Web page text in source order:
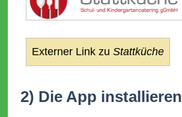
Externer Link zu Stattküche
2) Die App installieren